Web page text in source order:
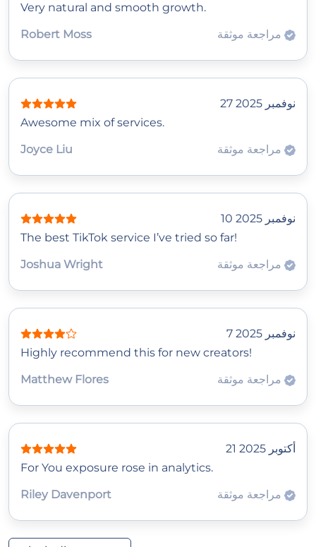
Very natural and smooth growth.
Robert Moss
27 نوفمبر 2025
Awesome mix of services.
Joyce Liu
10 نوفمبر 2025
The best TikTok service I’ve tried so far!
Joshua Wright
7 نوفمبر 2025
Highly recommend this for new creators!
Matthew Flores
21 أكتوبر 2025
For You exposure rose in analytics.
Riley Davenport